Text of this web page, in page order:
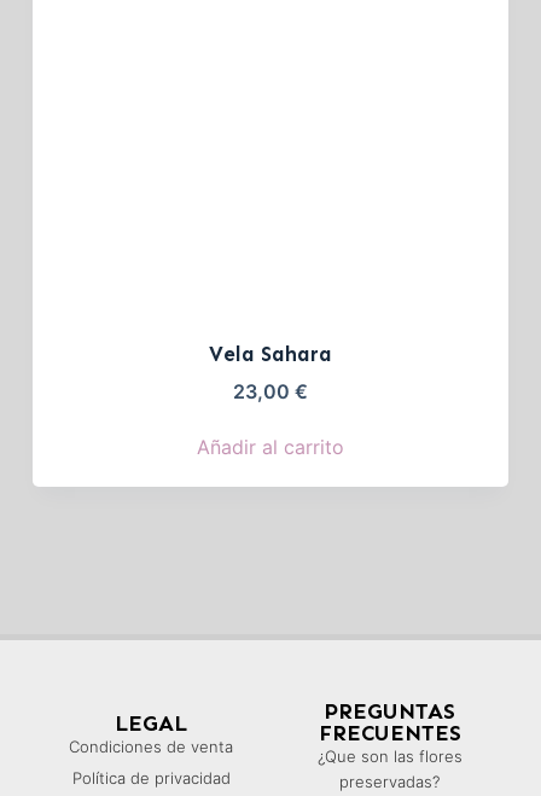
Vela Sahara
23,00 €
Añadir al carrito
LEGAL
Condiciones de venta
Política de privacidad
PREGUNTAS
FRECUENTES
¿Que son las flores
preservadas?